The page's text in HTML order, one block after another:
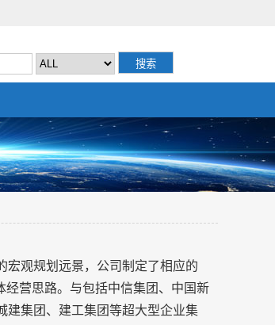
宏观规划远景，公司制定了相应的
经营思路。与包括中信集团、中国新
建集团、建工集团等超大型企业集